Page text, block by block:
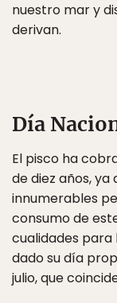
nuestro mar y
derivan.
Día
El pisco ha
de diez años,
innumerables
consumo de
cualidades para
dado su día
julio, que